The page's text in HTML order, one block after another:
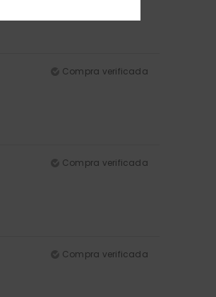
Compra verificada
Compra verificada
Compra verificada